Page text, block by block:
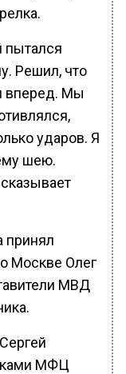
пытался
Решил, что
вперед. Мы
ударов. Я
шею.
принял
Москве Олег
МВД
МФЦ